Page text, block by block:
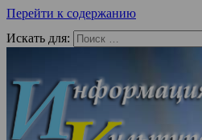
Перейти к содержанию
Искать для: